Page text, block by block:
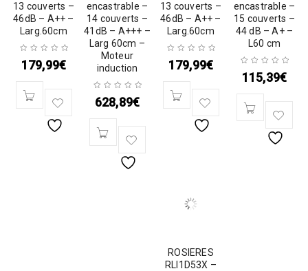
13 couverts –
46dB – A++ –
Larg.60cm
179,99€
encastrable –
14 couverts –
41dB – A+++ –
Larg 60cm –
Moteur
induction
628,89€
13 couverts –
46dB – A++ –
Larg.60cm
179,99€
encastrable –
15 couverts –
44 dB – A+ –
L60 cm
115,39€
ROSIERES
RLI1D53X –